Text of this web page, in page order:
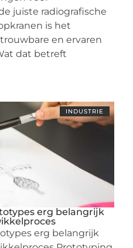
juiste radiografische
is het
en ervaren
dat betreft
INDUSTRIE
erg belangrijk
erg belangrijk